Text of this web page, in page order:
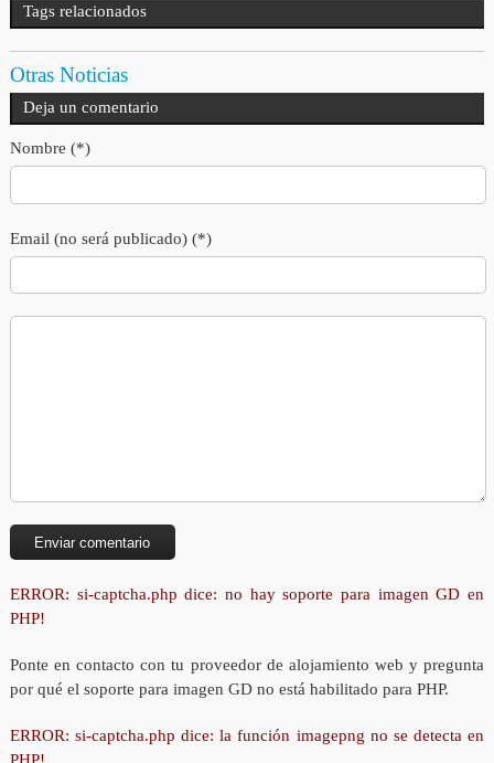
Tags relacionados
Otras Noticias
Deja un comentario
Nombre (*)
Email (no será publicado) (*)
ERROR: si-captcha.php dice: no hay soporte para imagen GD en
PHP!
Ponte en contacto con tu proveedor de alojamiento web y pregunta
por qué el soporte para imagen GD no está habilitado para PHP.
ERROR: si-captcha.php dice: la función imagepng no se detecta en